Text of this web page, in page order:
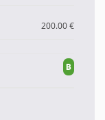
200.00 €
B